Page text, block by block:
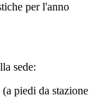
per l'anno
sede:
piedi da stazione